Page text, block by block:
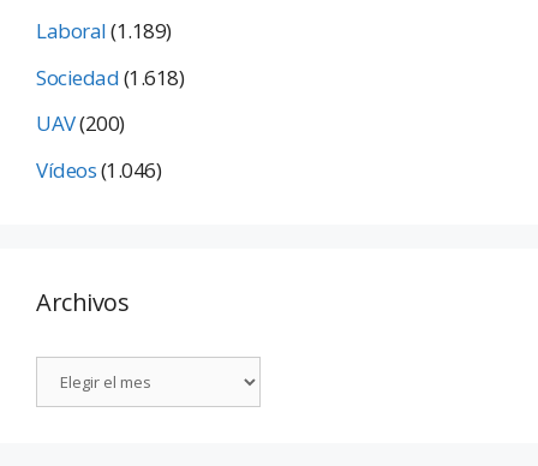
Laboral(1.189)
Sociedad(1.618)
UAV(200)
Vídeos(1.046)
Archivos